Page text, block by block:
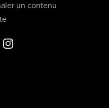
un contenu
Immo de Luxe
Instagram Immo de Luxe